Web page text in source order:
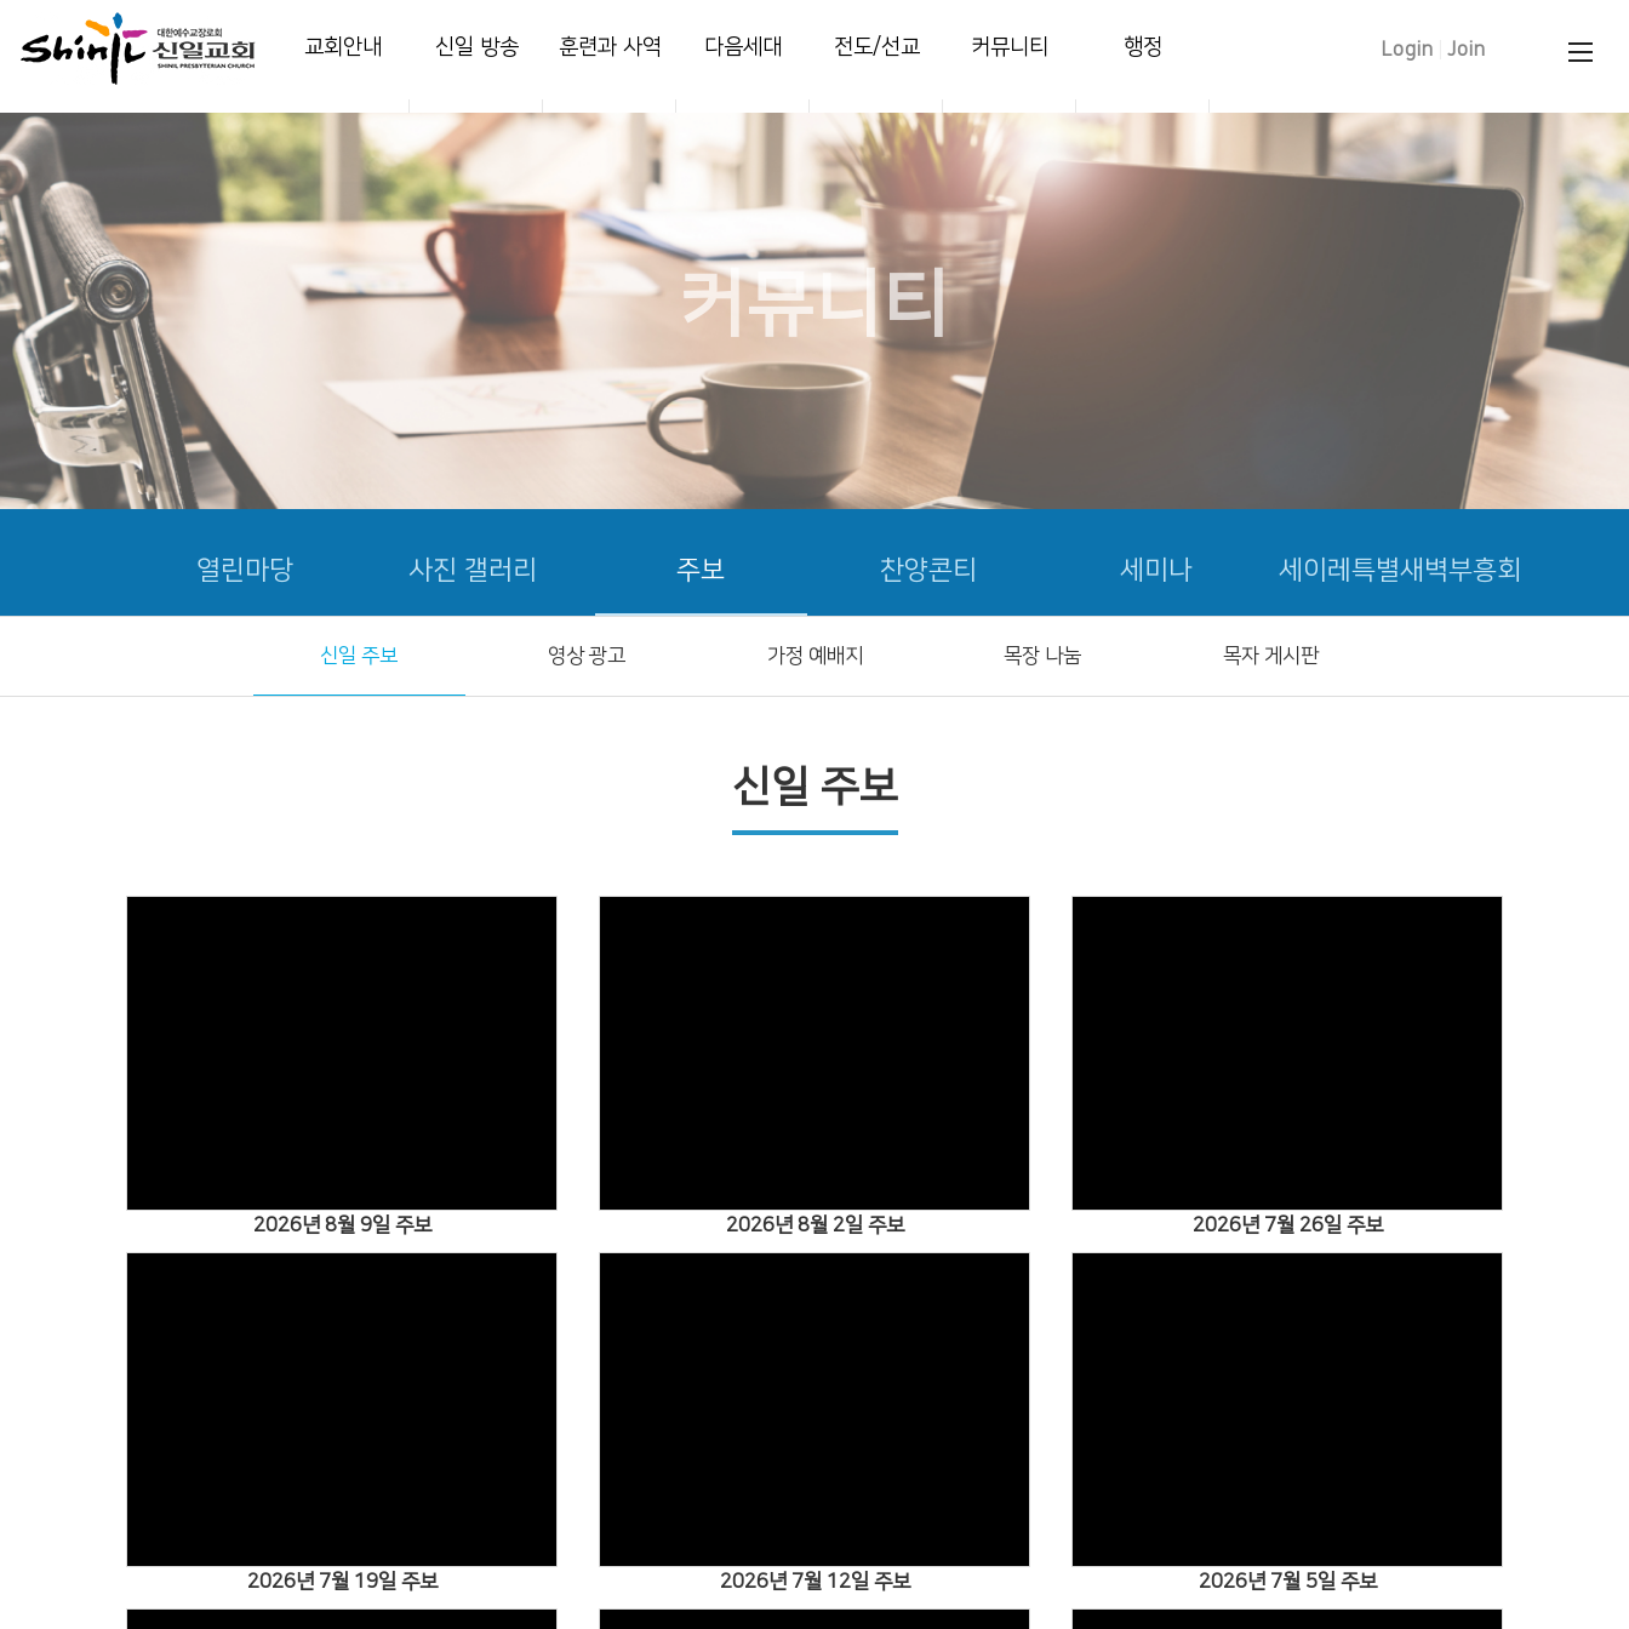
교회안내
인사말
교회역사
예배안내
신일 방송
담임 목사 설교
부교역자 설교
다음 세대 영상
온가정예배
찬양
훈련과 사역
훈련
목장
새가족
다음세대
영아부
초등부
청소년부
전도/선교
지역전도
국내선교
해외선교
커뮤니티
열린마당
사진 갤러리
주보
찬양콘티
세미나
세이레특별새벽
부흥회
행정
양육훈련 신청
Login Join
커뮤니티
열린마당 사진 갤러리 주보 찬양콘티 세미나 세이레특별새벽부흥회
신일 주보 영상 광고 가정 예배지 목장 나눔 목자 게시판
신일 주보
2026년 8월 9일 주보 2026년 8월 2일 주보 2026년 7월 26일 주보
2026년 7월 19일 주보 2026년 7월 12일 주보 2026년 7월 5일 주보